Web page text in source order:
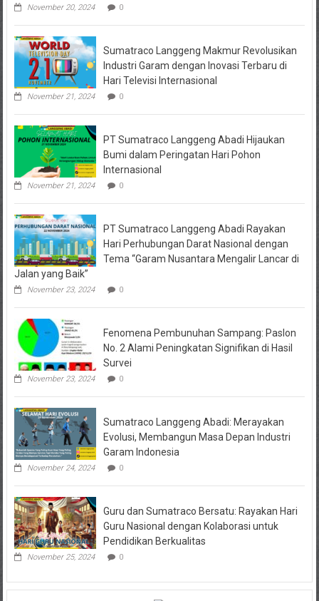
Pihak
Dipanggil
November 20, 2024 0
Sumatraco Langgeng Makmur Revolusikan
Industri Garam dengan Inovasi Terbaru di
Hari Televisi Internasional
November 21, 2024 0
PT Sumatraco Langgeng Abadi Hijaukan
Bumi dalam Peringatan Hari Pohon
Internasional
November 21, 2024 0
PT Sumatraco Langgeng Abadi Rayakan
Hari Perhubungan Darat Nasional dengan
Tema “Garam Nusantara Mengalir Lancar di
Jalan yang Baik”
November 23, 2024 0
Fenomena Pembunuhan Sampang: Paslon
No. 2 Alami Peningkatan Signifikan di Hasil
Survei
November 23, 2024 0
Sumatraco Langgeng Abadi: Merayakan
Evolusi, Membangun Masa Depan Industri
Garam Indonesia
November 24, 2024 0
Guru dan Sumatraco Bersatu: Rayakan Hari
Guru Nasional dengan Kolaborasi untuk
Pendidikan Berkualitas
November 25, 2024 0